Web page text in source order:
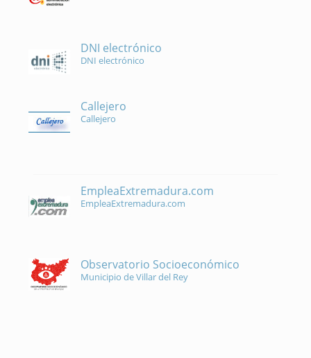
DNI electrónico
DNI electrónico
Callejero
Callejero
EmpleaExtremadura.com
EmpleaExtremadura.com
Observatorio Socioeconómico
Municipio de Villar del Rey